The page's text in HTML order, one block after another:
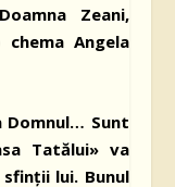
Zeani,
Angela
Sunt
Tatălui» va
lui. Bunul